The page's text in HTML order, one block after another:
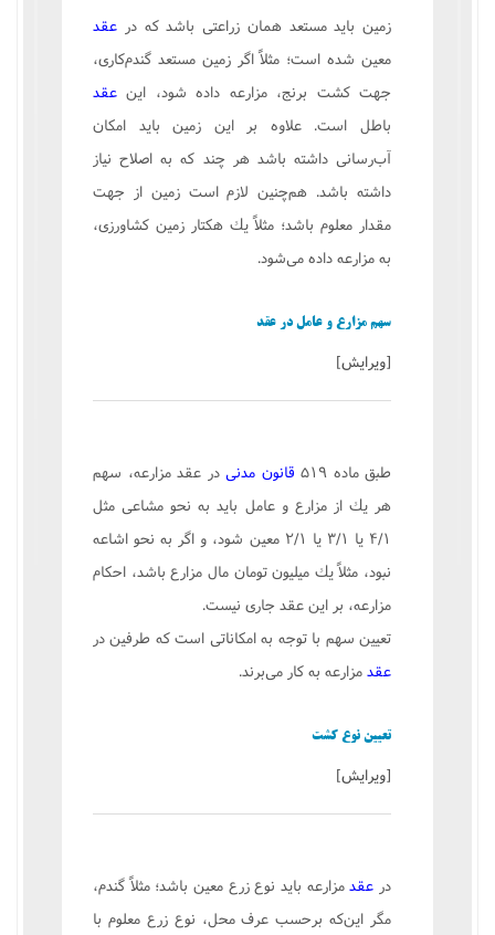
زمین باید مستعد همان زراعتی باشد كه در عقد
معین شده است؛ مثلاً اگر زمین مستعد گندم‌كاری،
جهت كشت برنج، مزارعه داده شود، این عقد
باطل است. علاوه بر این زمین باید امكان
آب‌رسانی داشته باشد هر چند كه به اصلاح نیاز
داشته باشد. هم‌چنین لازم است زمین از جهت
مقدار معلوم باشد؛ مثلاً یك هكتار زمین كشاورزی،
به مزارعه داده می‌شود.
سهم مزارع و عامل در عقد
[ویرایش]
طبق ماده ۵۱۹ قانون مدنی در عقد مزارعه، سهم
هر یك از مزارع و عامل باید به نحو مشاعی مثل
۴/۱ یا ۳/۱ یا ۲/۱ معین شود، و اگر به نحو اشاعه
نبود، مثلاً یك میلیون تومان مال مزارع باشد، احكام
مزارعه، بر این عقد جاری نیست.
تعیین سهم با توجه به امكاناتی است كه طرفین در
عقد مزارعه به کار می‌برند.
تعیین نوع کشت
[ویرایش]
در عقدمزارعه باید نوع زرع معین باشد؛ مثلاً گندم،
مگر این‌كه برحسب عرف محل، نوع زرع معلوم با